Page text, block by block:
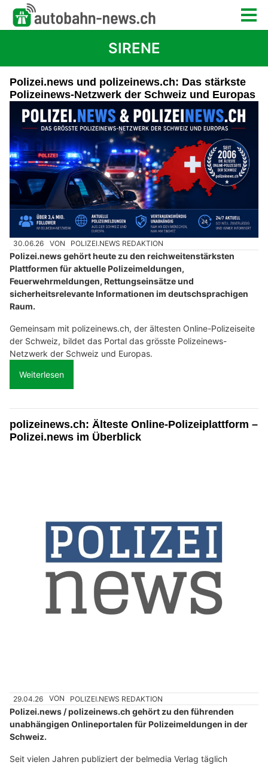
SIRENE
Polizei.news und polizeinews.ch: Das stärkste
Polizeinews-Netzwerk der Schweiz und Europas
30.06.26 VON POLIZEI.NEWS REDAKTION
Polizei.news gehört heute zu den reichweitenstärksten
Plattformen für aktuelle Polizeimeldungen,
Feuerwehrmeldungen, Rettungseinsätze und
sicherheitsrelevante Informationen im deutschsprachigen
Raum.
Gemeinsam mit polizeinews.ch, der ältesten Online-Polizeiseite
der Schweiz, bildet das Portal das grösste Polizeinews-
Netzwerk der Schweiz und Europas.
Weiterlesen
polizeinews.ch: Älteste Online-Polizeiplattform –
Polizei.news im Überblick
29.04.26 VON POLIZEI.NEWS REDAKTION
Polizei.news / polizeinews.ch gehört zu den führenden
unabhängigen Onlineportalen für Polizeimeldungen in der
Schweiz.
Seit vielen Jahren publiziert der belmedia Verlag täglich